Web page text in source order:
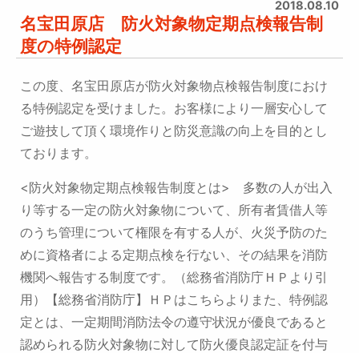
2018.08.10
名宝田原店 防火対象物定期点検報告制
度の特例認定
この度、名宝田原店が防火対象物点検報告制度におけ
る特例認定を受けました。 お客様により一層安心して
ご遊技して頂く環境作りと防災意識の向上を目的とし
ております。
<防火対象物定期点検報告制度とは> 多数の人が出入
り等する一定の防火対象物について、 所有者賃借人等
のうち管理について権限を有する人が、 火災予防のた
めに資格者による定期点検を行ない、 その結果を消防
機関へ報告する制度です。
（総務省消防庁ＨＰより引
用）
【総務省消防庁】ＨＰはこちらより また、特例認
定とは、一定期間消防法令の遵守状況が優良であると
認められる防火対象物に対して防火優良認定証を付与